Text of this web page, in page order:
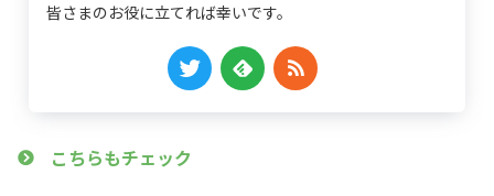
皆さまのお役に立てれば幸いです。
こちらもチェック